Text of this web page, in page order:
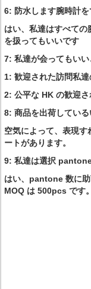
6: 防水します腕時計
はい、私達はすべて
を扱ってもいいです
7: 私達が会ってもいい
1: 歓迎された訪問私
2: 公平な HK の歓迎さ
8: 商品を出荷している
空気によって、表現
ートがあります。
9: 私達は選択 pantone
はい、pantone 数に
MOQ は 500pcs です。